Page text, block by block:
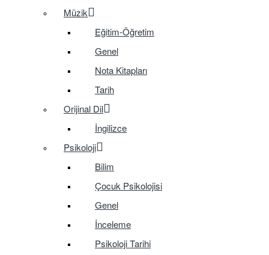
Müzik
Eğitim-Öğretim
Genel
Nota Kitapları
Tarih
Orijinal Dil
İngilizce
Psikoloji
Bilim
Çocuk Psikolojisi
Genel
İnceleme
Psikoloji Tarihi